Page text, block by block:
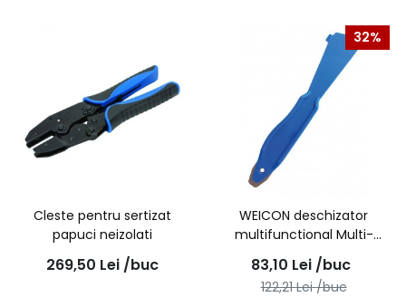
Cleste pentru sertizat
papuci neizolati
269,50 Lei /buc
32%
WEICON deschizator
multifunctional Multi-
Opener / 52800000
(10044966)
83,10 Lei /buc
122,21Lei /buc